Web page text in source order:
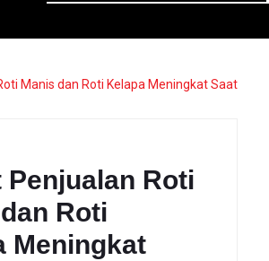
Penjualan Roti
Roti
Meningkat